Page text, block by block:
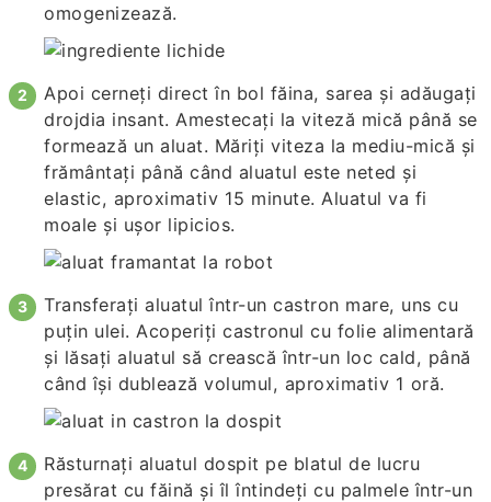
omogenizează.
Apoi cerneți direct în bol făina, sarea și adăugați
drojdia insant. Amestecați la viteză mică până se
formează un aluat. Măriți viteza la mediu-mică și
frământați până când aluatul este neted și
elastic, aproximativ 15 minute. Aluatul va fi
moale și ușor lipicios.
Transferați aluatul într-un castron mare, uns cu
puțin ulei. Acoperiți castronul cu folie alimentară
și lăsați aluatul să crească într-un loc cald, până
când își dublează volumul, aproximativ 1 oră.
Răsturnați aluatul dospit pe blatul de lucru
presărat cu făină și îl întindeți cu palmele într-un